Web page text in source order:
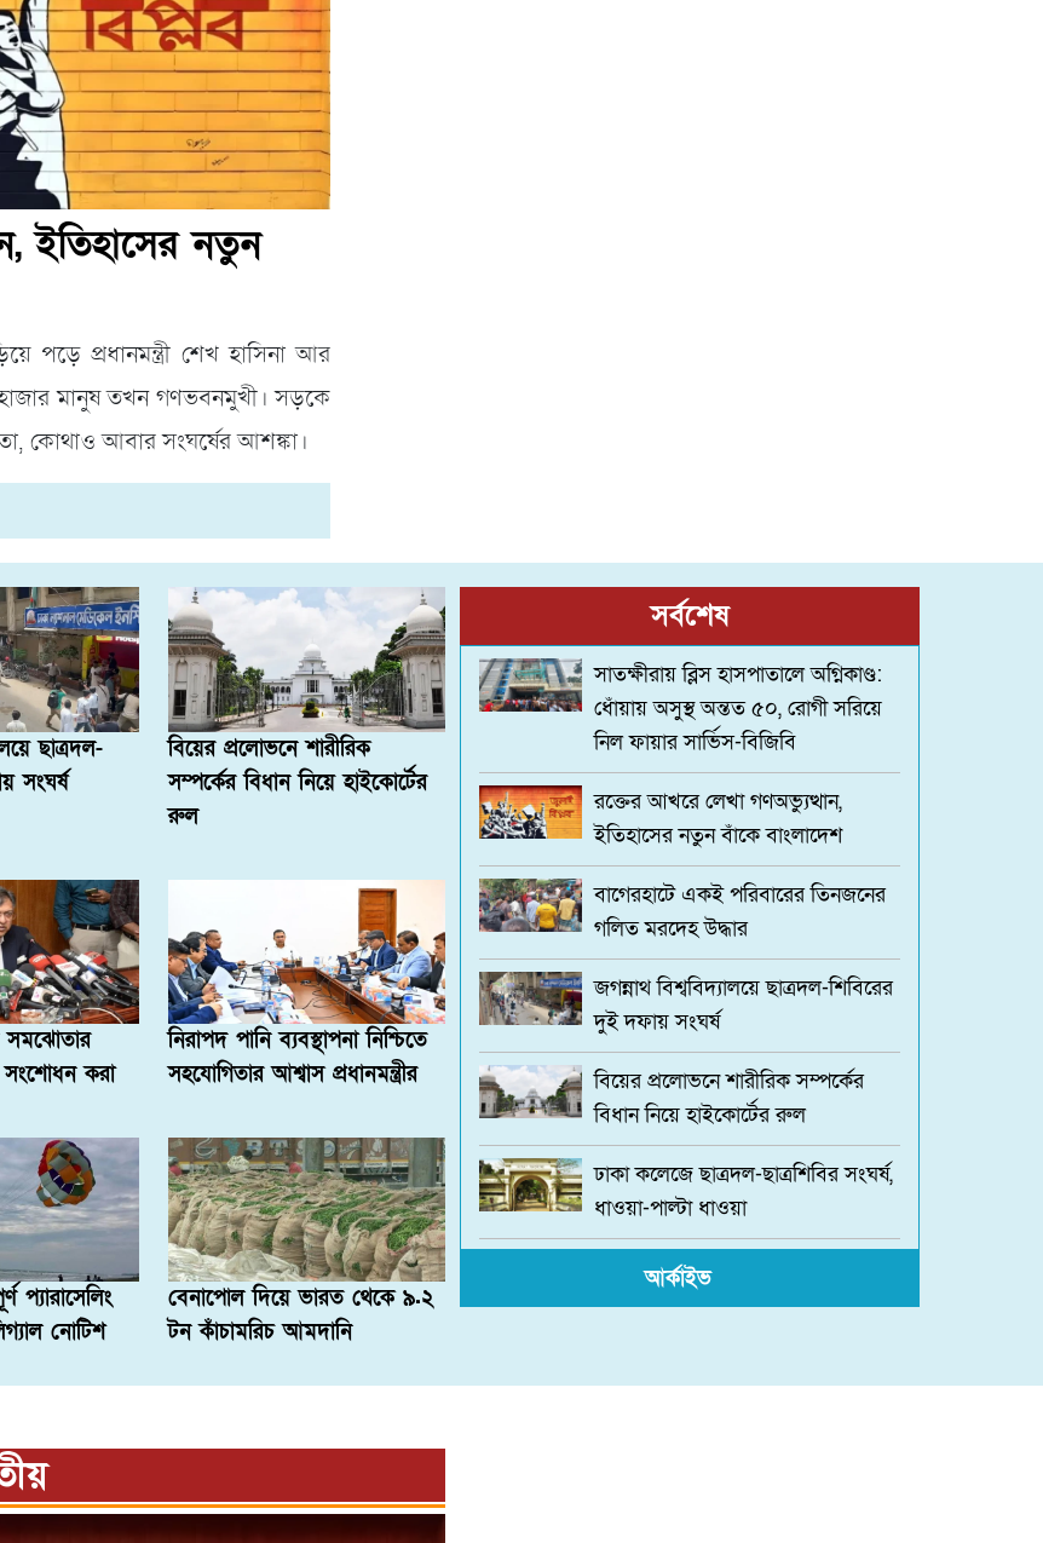
ইতিহাসের নতুন
প্রধানমন্ত্রী শেখ হাসিনা আর
হাজার মানুষ তখন গণভবনমুখী। সড়কে
কোথাও আবার সংঘর্ষের আশঙ্কা।
ছাত্রদল-
সংঘর্ষ
বিয়ের প্রলোভনে শারীরিক
সম্পর্কের বিধান নিয়ে হাইকোর্টের
রুল
সমঝোতার
সংশোধন করা
নিরাপদ পানি ব্যবস্থাপনা নিশ্চিতে
সহযোগিতার আশ্বাস প্রধানমন্ত্রীর
প্যারাসেলিং
নোটিশ
বেনাপোল দিয়ে ভারত থেকে ৯.২
টন কাঁচামরিচ আমদানি
সর্বশেষ
সাতক্ষীরায় ব্লিস হাসপাতালে অগ্নিকাণ্ড:
ধোঁয়ায় অসুস্থ অন্তত ৫০, রোগী সরিয়ে
নিল ফায়ার সার্ভিস-বিজিবি
রক্তের আখরে লেখা গণঅভ্যুত্থান,
ইতিহাসের নতুন বাঁকে বাংলাদেশ
‎বাগেরহাটে একই পরিবারের তিনজনের
গলিত মরদেহ উদ্ধার
জগন্নাথ বিশ্ববিদ্যালয়ে ছাত্রদল-শিবিরের
দুই দফায় সংঘর্ষ
বিয়ের প্রলোভনে শারীরিক সম্পর্কের
বিধান নিয়ে হাইকোর্টের রুল
ঢাকা কলেজে ছাত্রদল-ছাত্রশিবির সংঘর্ষ,
ধাওয়া-পাল্টা ধাওয়া
ভেনেজুয়েলায় ভূমিকম্পে মৃতের সংখ্যা
বেড়ে ৬,১২৫
সংবিধান সংশোধন করা হবে: স্বরাষ্ট্রমন্ত্রী
আর্কাইভ